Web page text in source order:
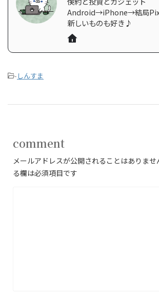
Android→iPhone→結局
新しいものも好き♪
- しんすま
comment
メールアドレスが公開されることはありませ
る欄は必須項目です